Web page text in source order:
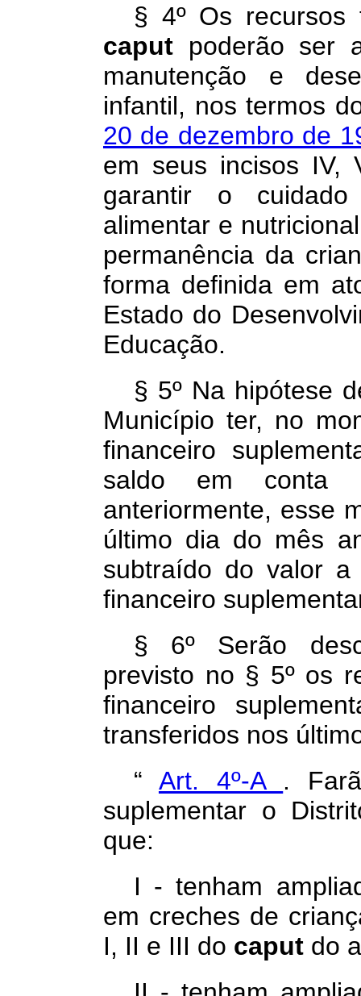
§ 4º Os recursos
caput poderão ser
manutenção e
infantil, nos termos
20 de dezembro de
em seus incisos
garantir o
alimentar e
permanência da
forma definida em
Estado do
Educação.
§ 5º Na hipótese
Município ter, no
financeiro
saldo em conta
anteriormente, esse
último dia do mês
subtraído do valor a
financeiro
§ 6º Serão
previsto no § 5º os
financeiro
transferidos nos
“ Art. 4º-A .
suplementar o
que:
I - tenham
em creches de
I, II e III do caput do